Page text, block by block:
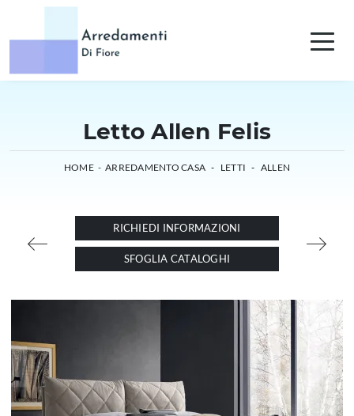
Letto Allen Felis
HOME - ARREDAMENTO CASA - LETTI - ALLEN
RICHIEDI INFORMAZIONI
SFOGLIA CATALOGHI